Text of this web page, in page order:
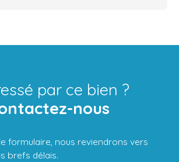
par ce bien ?
nous
formulaire, nous reviendrons vers
brefs délais.